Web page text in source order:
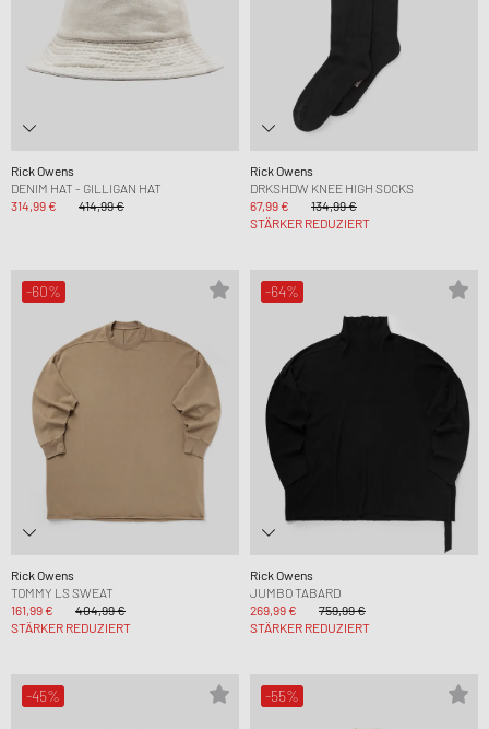
Rick Owens
DENIM HAT - GILLIGAN HAT
314,99 €
414,99 €
Rick Owens
DRKSHDW KNEE HIGH SOCKS
67,99 €
134,99 €
STÄRKER REDUZIERT
-60%
Rick Owens
TOMMY LS SWEAT
161,99 €
404,99 €
STÄRKER REDUZIERT
-64%
Rick Owens
JUMBO TABARD
269,99 €
759,99 €
STÄRKER REDUZIERT
-45% -55%